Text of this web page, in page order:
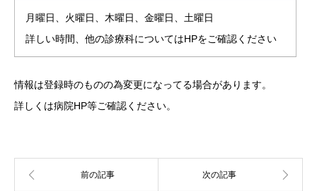
月曜日、火曜日、木曜日、金曜日、土曜日
詳しい時間、他の診療科についてはHPをご確認ください
情報は登録時のものの為変更になってる場合があります。
詳しくは病院HP等ご確認ください。